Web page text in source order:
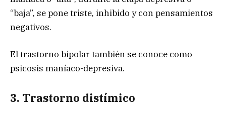
“baja”, se pone triste, inhibido y con pensamientos
negativos.
El trastorno bipolar también se conoce como
psicosis maníaco-depresiva.
3. Trastorno distímico